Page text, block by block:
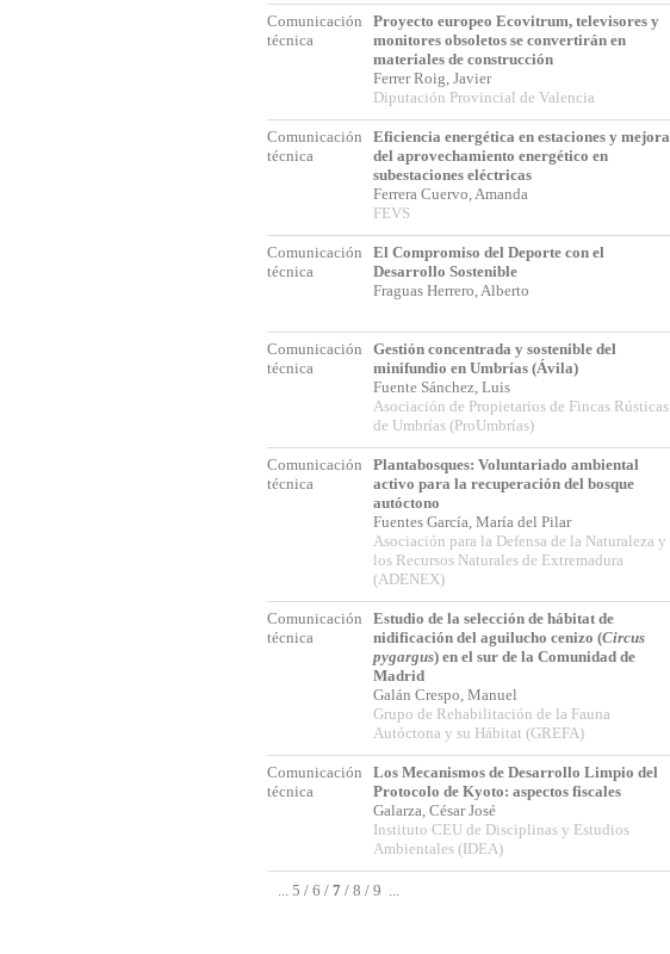
Comunicación
técnica
Proyecto europeo Ecovitrum, televisores y
monitores obsoletos se convertirán en
materiales de construcción
Ferrer Roig, Javier
Diputación Provincial de Valencia
Comunicación
técnica
Eficiencia energética en estaciones y mejora
del aprovechamiento energético en
subestaciones eléctricas
Ferrera Cuervo, Amanda
FEVS
Comunicación
técnica
El Compromiso del Deporte con el
Desarrollo Sostenible
Fraguas Herrero, Alberto
Comunicación
técnica
Gestión concentrada y sostenible del
minifundio en Umbrías (Ávila)
Fuente Sánchez, Luis
Asociación de Propietarios de Fincas Rústicas
de Umbrías (ProUmbrías)
Comunicación
técnica
Plantabosques: Voluntariado ambiental
activo para la recuperación del bosque
autóctono
Fuentes García, María del Pilar
Asociación para la Defensa de la Naturaleza y
los Recursos Naturales de Extremadura
(ADENEX)
Comunicación
técnica
Estudio de la selección de hábitat de
nidificación del aguilucho cenizo (Circus
pygargus) en el sur de la Comunidad de
Madrid
Galán Crespo, Manuel
Grupo de Rehabilitación de la Fauna
Autóctona y su Hábitat (GREFA)
Comunicación
técnica
Los Mecanismos de Desarrollo Limpio del
Protocolo de Kyoto: aspectos fiscales
Galarza, César José
Instituto CEU de Disciplinas y Estudios
Ambientales (IDEA)
... 5 / 6 / 7 / 8 / 9 ...